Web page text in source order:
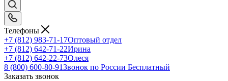
Телефоны
+7 (812) 983-71-17Оптовый отдел
+7 (812) 642-71-22Ирина
+7 (812) 642-22-73Олеся
8 (800) 600-80-91Звонок по России Бесплатный
Заказать звонок